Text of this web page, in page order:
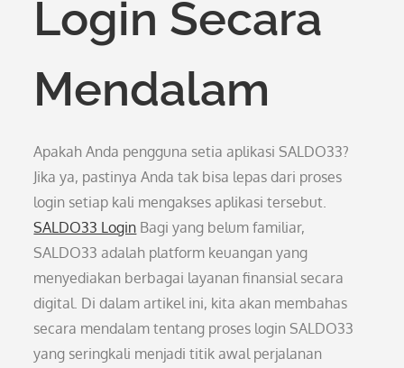
Login Secara
Mendalam
Apakah Anda pengguna setia aplikasi SALDO33?
Jika ya, pastinya Anda tak bisa lepas dari proses
login setiap kali mengakses aplikasi tersebut.
SALDO33 Login Bagi yang belum familiar,
SALDO33 adalah platform keuangan yang
menyediakan berbagai layanan finansial secara
digital. Di dalam artikel ini, kita akan membahas
secara mendalam tentang proses login SALDO33
yang seringkali menjadi titik awal perjalanan